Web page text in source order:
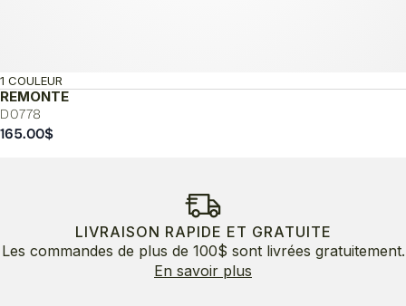
REMONTE
D0778
1 COULEUR
165.00$
LIVRAISON RAPIDE ET GRATUITE
Les commandes de plus de 100$ sont livrées gratuitement.
En savoir plus